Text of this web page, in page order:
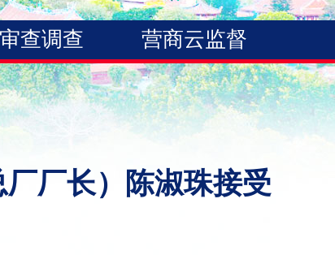
审查调查 营商云监督
厂长）陈淑珠接受